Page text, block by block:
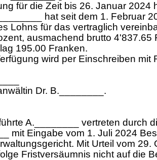
für die Zeit bis 26. Januar 2024
hat seit dem 1. Februar
Lohns für das vertraglich
ausmachend brutto 4'837.65
195.00 Franken.
wird per Einschreiben mit
Dr. B.________.
A.________ vertreten durch
mit Eingabe vom 1. Juli 2024
Mit Urteil vom 29.
Fristversäumnis nicht auf die